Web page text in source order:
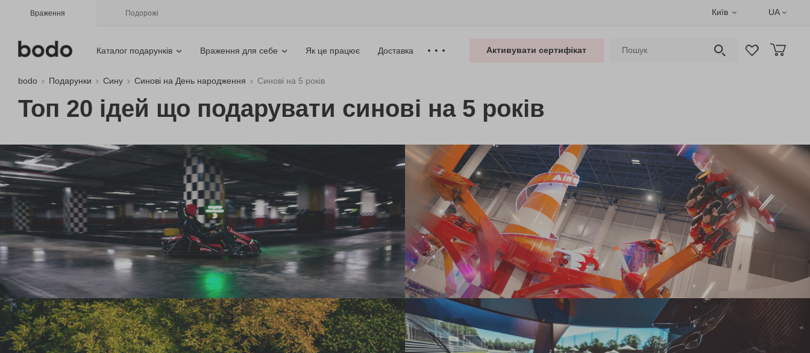
Враження Подорожі Київ UA
Каталог подарунків Враження для себе Як це працює Доставка Активувати сертифікат
bodo Подарунки Сину Синові на День народження Синові на 5 років
Топ 20 ідей що подарувати синові на 5 років